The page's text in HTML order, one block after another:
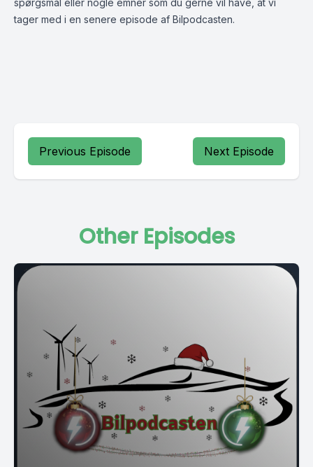
spørgsmål eller nogle emner som du gerne vil have, at vi
tager med i en senere episode af Bilpodcasten.
Previous Episode Next Episode
Other Episodes